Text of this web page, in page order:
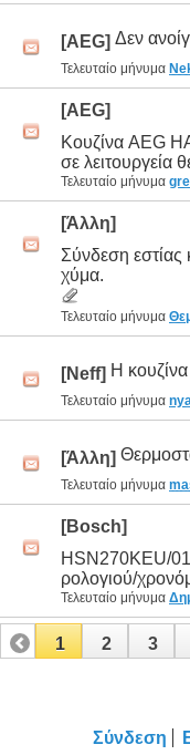
[AEG] Δεν
Τελευταίο μήνυμα
[AEG]
Κουζίνα AEG
σε λειτουργεία
Τελευταίο μήνυμα
[Άλλη]
Σύνδεση
χύμα.
Τελευταίο μήνυμα
[Neff] Η κουζίνα
Τελευταίο μήνυμα
[Άλλη]
Τελευταίο μήνυμα
[Bosch]
HSN270KEU/
ρολογιού/
Τελευταίο μήνυμα
1 2 3
Σύνδεση